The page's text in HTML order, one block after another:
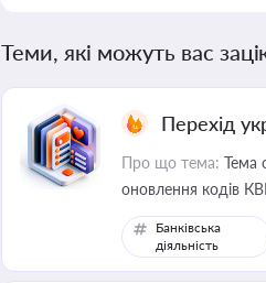
Теми, які можуть вас
Перехід
Про що тема: Тема
оновлення кодів
Банківська
діяльність